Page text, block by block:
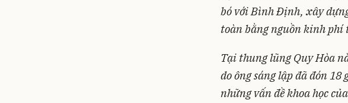
bó với Bình Định, xây
toàn bằng nguồn kinh phí
Tại thung lũng Quy Hòa
do ông sáng lập đã đón
những vấn đề khoa học